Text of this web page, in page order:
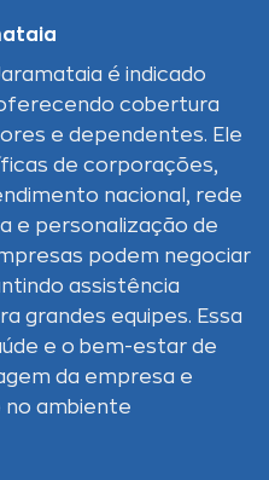
é indicado
cobertura
e dependentes. Ele
de corporações,
nacional, rede
e personalização de
podem negociar
assistência
grandes equipes. Essa
e o bem-estar de
da empresa e
no ambiente